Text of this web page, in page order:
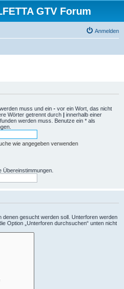
GTV Forum
Anmelden
muss und ein - vor ein Wort, das nicht
Wörter getrennt durch | innerhalb einer
werden muss. Benutze ein * als
wie angegeben verwenden
Übereinstimmungen.
denen gesucht werden soll. Unterforen werden
Option „Unterforen durchsuchen“ unten nicht